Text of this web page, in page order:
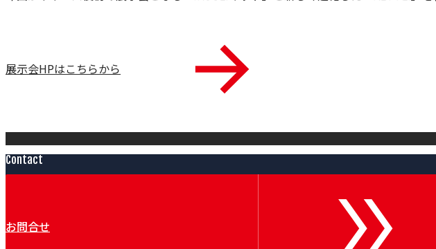
展示会HPはこちらから
Contact
お問合せ